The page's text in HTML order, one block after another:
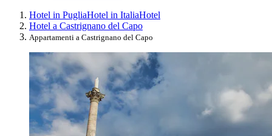
Hotel in PugliaHotel in ItaliaHotel
Hotel a Castrignano del Capo
Appartamenti a Castrignano del Capo